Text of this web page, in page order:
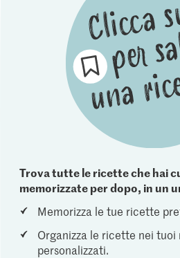
Trova tutte le ricette che hai
memorizzate per dopo, in un
Memorizza le tue ricette
Organizza le ricette nei
personalizzati.